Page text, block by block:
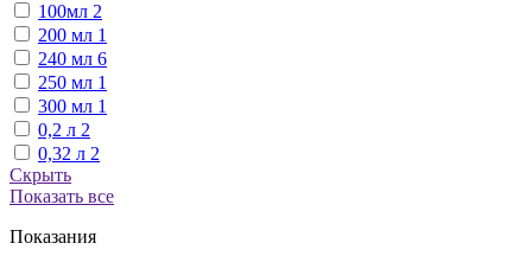
100мл 2
200 мл 1
240 мл 6
250 мл 1
300 мл 1
0,2 л 2
0,32 л 2
Скрыть
Показать все
Показания